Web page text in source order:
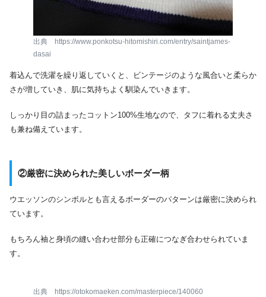
出典 https://www.ponkotsu-hitomishiri.com/entry/saintjames-
dasai
着込んで洗濯を繰り返していくと、ビンテージのような風合いと柔らか
さが増していき、肌に気持ちよく馴染んでいきます。
しっかり目の詰まったコットン100%生地なので、タフに着れる丈夫さ
も兼ね備えています。
②厳密に決められた美しいボーダー柄
ウエッソンのシンボルとも言えるボーダーのパターンは厳密に決められ
ています。
もちろん袖と身頃の縫い合わせ部分も正確につなぎ合わせられていま
す。
出典 https://otokomaeken.com/masterpiece/140060